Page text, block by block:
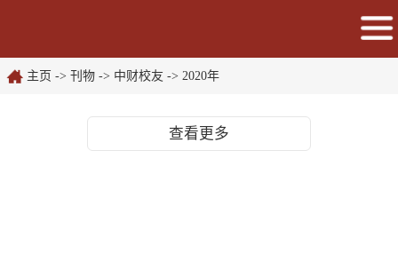
主页 -> 刊物 -> 中财校友 -> 2020年
查看更多